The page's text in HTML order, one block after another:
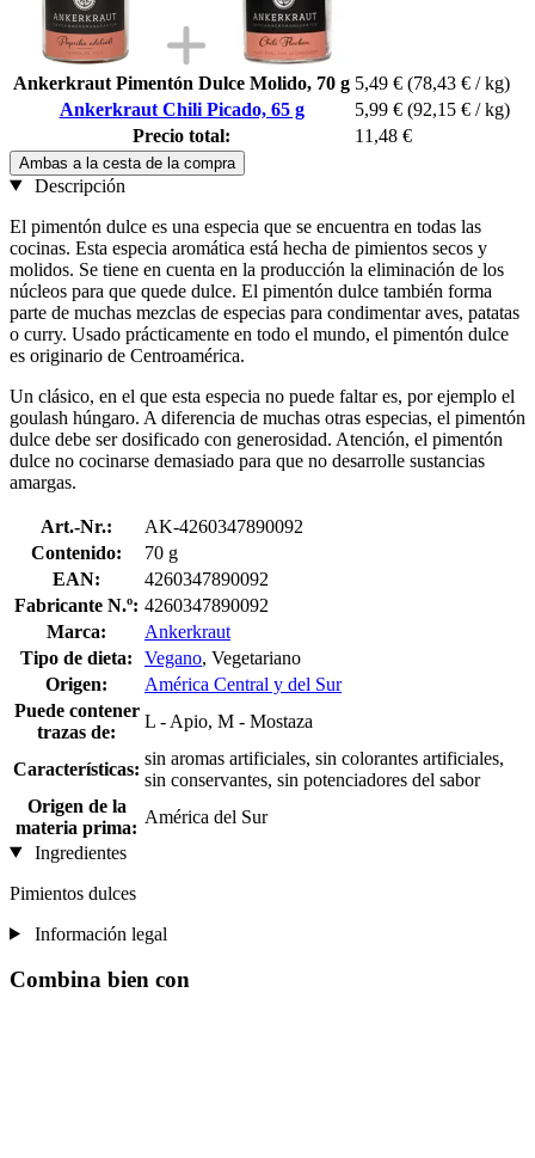
Ankerkraut Pimentón Dulce Molido, 70 g 5,49 € (78,43 € / kg)
Ankerkraut Chili Picado, 65 g
5,99 € (92,15 € / kg)
Precio total:
11,48 €
Ambas a la cesta de la compra
Descripción
El pimentón dulce es una especia que se encuentra en todas las
cocinas. Esta especia aromática está hecha de pimientos secos y
molidos. Se tiene en cuenta en la producción la eliminación de los
núcleos para que quede dulce. El pimentón dulce también forma
parte de muchas mezclas de especias para condimentar aves, patatas
o curry. Usado prácticamente en todo el mundo, el pimentón dulce
es originario de Centroamérica.
Un clásico, en el que esta especia no puede faltar es, por ejemplo el
goulash húngaro. A diferencia de muchas otras especias, el pimentón
dulce debe ser dosificado con generosidad. Atención, el pimentón
dulce no cocinarse demasiado para que no desarrolle sustancias
amargas.
Art.-Nr.:
AK-4260347890092
Contenido:
70 g
EAN:
4260347890092
Fabricante N.º: 4260347890092
Marca:
Ankerkraut
Tipo de dieta:
Vegano, Vegetariano
Origen:
América Central y del Sur
Puede contener
trazas de:
L - Apio, M - Mostaza
Características:
sin aromas artificiales, sin colorantes artificiales,
sin conservantes, sin potenciadores del sabor
Origen de la
materia prima:
América del Sur
Ingredientes
Pimientos dulces
Información legal
Combina bien con